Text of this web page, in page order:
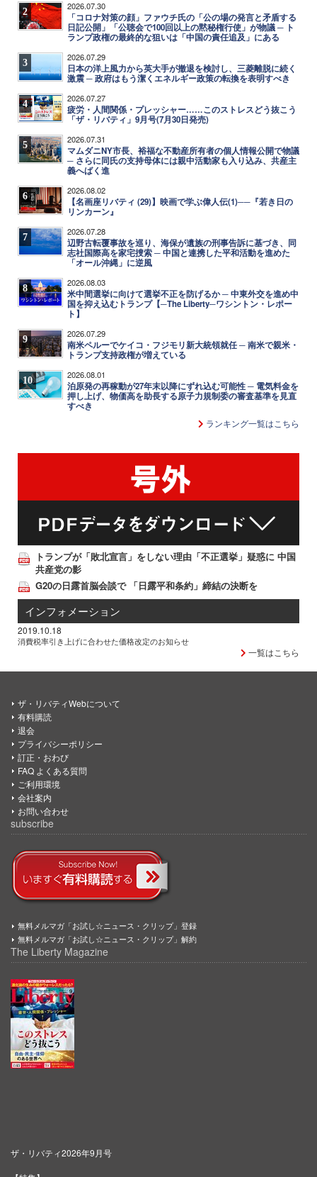
2 2026.07.30
「コロナ対策の顔」ファウチ氏の「公の場の発言と矛盾する
日記公開」「公聴会で100回以上の黙秘権行使」が物議 ─ ト
ランプ政権の最終的な狙いは「中国の責任追及」にある
3 2026.07.29
日本の洋上風力から英大手が撤退を検討し、三菱離脱に続く
激震 ─ 政府はもう潔くエネルギー政策の転換を表明すべき
4 2026.07.27
疲労・人間関係・プレッシャー……このストレスどう抜こう
「ザ・リバティ」9月号(7月30日発売)
5 2026.07.31
マムダニNY市長、裕福な不動産所有者の個人情報公開で物議
─ さらに同氏の支持母体には親中活動家も入り込み、共産主
義へばく進
6 2026.08.02
【名画座リバティ (29)】映画で学ぶ偉人伝(1)──『若き日の
リンカーン』
7 2026.07.28
辺野古転覆事故を巡り、海保が遺族の刑事告訴に基づき、同
志社国際高を家宅捜索 ─ 中国と連携した平和活動を進めた
「オール沖縄」に逆風
8 2026.08.03
米中間選挙に向けて選挙不正を防げるか ─ 中東外交を進め中
国を抑え込むトランプ【─The Liberty─ワシントン・レポー
ト】
9 2026.07.29
南米ペルーでケイコ・フジモリ新大統領就任 ─ 南米で親米・
トランプ支持政権が増えている
10 2026.08.01
泊原発の再稼動が27年末以降にずれ込む可能性 ─ 電気料金を
押し上げ、物価高を助長する原子力規制委の審査基準を見直
すべき
ランキング一覧はこちら
トランプが「敗北宣言」をしない理由「不正選挙」疑惑に 中国
共産党の影
G20の日露首脳会談で 「日露平和条約」締結の決断を
インフォメーション
2019.10.18
消費税率引き上げに合わせた価格改定のお知らせ
一覧はこちら
ザ・リバティWebについて
有料購読
退会
プライバシーポリシー
訂正・おわび
FAQ よくある質問
ご利用環境
会社案内
お問い合わせ
subscribe
無料メルマガ「お試し☆ニュース・クリップ」登録
無料メルマガ「お試し☆ニュース・クリップ」解約
The Liberty Magazine
ザ・リバティ2026年9月号